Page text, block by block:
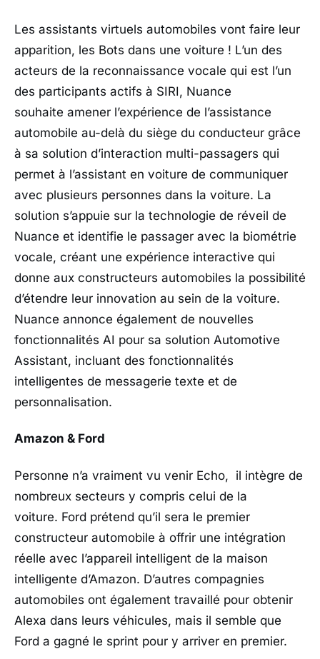
Les assistants virtuels automobiles vont faire leur
apparition, les Bots dans une voiture ! L’un des
acteurs de la reconnaissance vocale qui est l’un
des participants actifs à SIRI, Nuance
souhaite amener l’expérience de l’assistance
automobile au-delà du siège du conducteur grâce
à sa solution d’interaction multi-passagers qui
permet à l’assistant en voiture de communiquer
avec plusieurs personnes dans la voiture. La
solution s’appuie sur la technologie de réveil de
Nuance et identifie le passager avec la biométrie
vocale, créant une expérience interactive qui
donne aux constructeurs automobiles la possibilité
d’étendre leur innovation au sein de la voiture.
Nuance annonce également de nouvelles
fonctionnalités AI pour sa solution Automotive
Assistant, incluant des fonctionnalités
intelligentes de messagerie texte et de
personnalisation.
Amazon & Ford
Personne n’a vraiment vu venir Echo, il intègre de
nombreux secteurs y compris celui de la
voiture. Ford prétend qu’il sera le premier
constructeur automobile à offrir une intégration
réelle avec l’appareil intelligent de la maison
intelligente d’Amazon. D’autres compagnies
automobiles ont également travaillé pour obtenir
Alexa dans leurs véhicules, mais il semble que
Ford a gagné le sprint pour y arriver en premier.